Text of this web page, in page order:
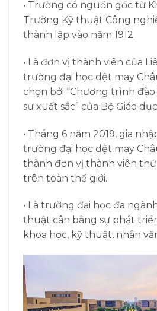
• Trường có nguồn gốc từ
Trường Kỹ thuật Công
thành lập vào năm 1912.
• Là đơn vị thành viên của
trường đại học dệt may
chọn bởi “Chương trình
sư xuất sắc” của Bộ Giáo
• Tháng 6 năm 2019, gia
trường đại học dệt may
thành đơn vị thành viên
trên toàn thế giới.
• Là trường đại học đa
thuật cân bằng sự phát
khoa học, kỹ thuật, nhân